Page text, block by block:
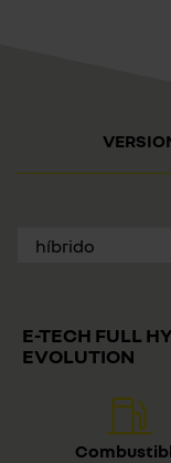
E-TECH FULL
EVOLUTION